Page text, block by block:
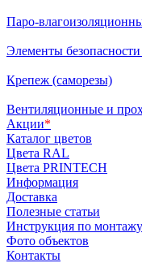
Паро-
Элементы
Крепеж (саморезы)
Вентиляционные и
Акции*
Каталог цветов
Цвета RAL
Цвета PRINTECH
Информация
Доставка
Полезные статьи
Инструкция по монтажу
Фото объектов
Контакты